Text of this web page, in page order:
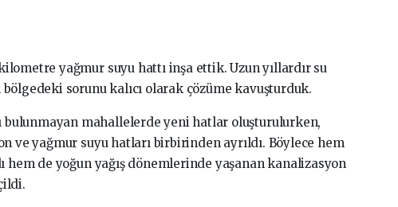
yağmur suyu hattı inşa ettik. Uzun yıllardır su
sorunu kalıcı olarak çözüme kavuşturduk.
bulunmayan mahallelerde yeni hatlar oluşturulurken,
ve yağmur suyu hatları birbirinden ayrıldı. Böylece hem
hem de yoğun yağış dönemlerinde yaşanan kanalizasyon